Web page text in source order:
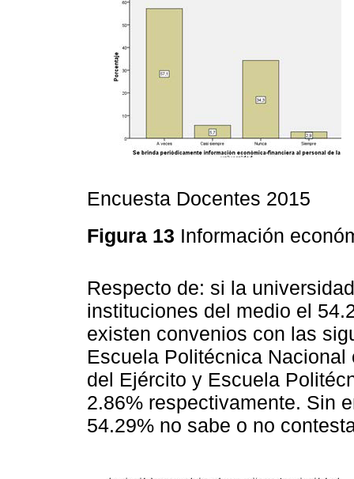
Encuesta Docentes 2015
Figura 13 Información
Respecto de: si la
instituciones del medio el
existen convenios con las
Escuela Politécnica
del Ejército y Escuela
2.86% respectivamente. Sin
54.29% no sabe o no